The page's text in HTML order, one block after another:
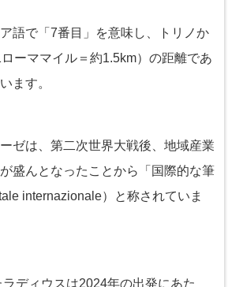
語で「7番目」を意味し、トリノか
ーママイル＝約1.5km）の距離であ
ます。
ゼは、第二次世界大戦後、地域産業
盛んとなったことから「国際的な筆
internazionale）と称されていま
ディウスは2024年の出発にあた